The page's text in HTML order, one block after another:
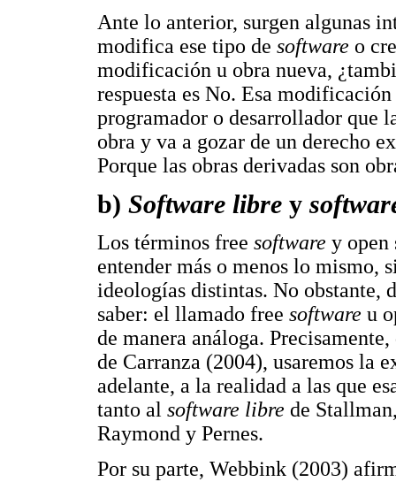
Ante lo anterior, surgen algunas
modifica ese tipo de software o
modificación u obra nueva,
respuesta es No. Esa
programador o desarrollador que
obra y va a gozar de un derecho
Porque las obras derivadas son
b) Software libre y
Los términos free software y open
entender más o menos lo mismo,
ideologías distintas. No obstante,
saber: el llamado free software u
de manera análoga.
de Carranza (2004), usaremos la
adelante, a la realidad a las que
tanto al software libre de
Raymond y Pernes.
Por su parte, Webbink (2003)